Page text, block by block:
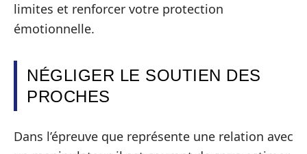
limites et renforcer votre protection
émotionnelle.
NÉGLIGER LE SOUTIEN DES
PROCHES
Dans l’épreuve que représente une relation avec